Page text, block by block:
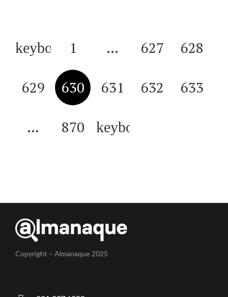
1 … 627 628
629 630 631 632 633
… 870
Copyright – Almanaque 2025